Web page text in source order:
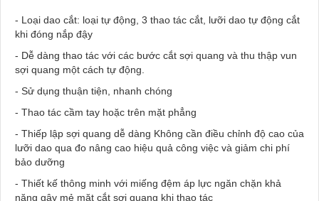
- Loại dao cắt: loại tự động, 3 thao tác cắt, lưỡi dao tự động cắt
khi đóng nắp đậy
- Dễ dàng thao tác với các bước cắt sợi quang và thu thập vun
sợi quang một cách tự động.
- Sử dụng thuận tiện, nhanh chóng
- Thao tác cầm tay hoặc trên mặt phẳng
- Thiếp lập sợi quang dễ dàng Không cần điều chỉnh độ cao của
lưỡi dao qua đo nâng cao hiệu quả công việc và giảm chi phí
bảo dưỡng
- Thiết kế thông minh với miếng đệm áp lực ngăn chặn khả
năng gây mẻ mặt cắt sợi quang khi thao tác